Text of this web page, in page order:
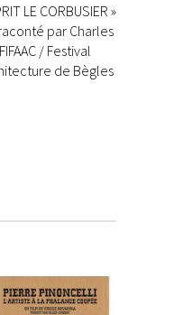
LE CORBUSIER »
par Charles
/ Festival
de Bègles